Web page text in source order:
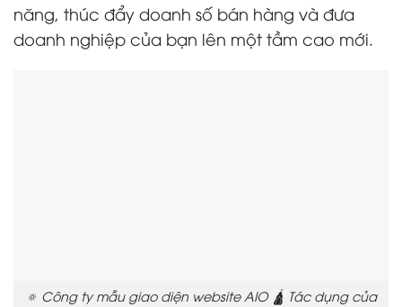
năng, thúc đẩy doanh số bán hàng và đưa
doanh nghiệp của bạn lên một tầm cao mới.
🔅 Công ty mẫu giao diện website AIO 🛕 Tác dụng của